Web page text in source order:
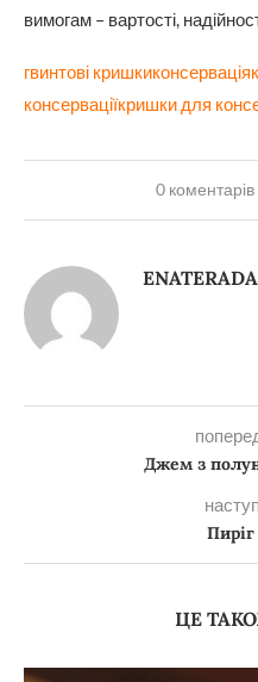
вимогам – вартості,
гвинтові кришкиконсервація
консерваціїкришки для
0 коментарів
ENATERADA
Джем з
Пиріг
ЦЕ